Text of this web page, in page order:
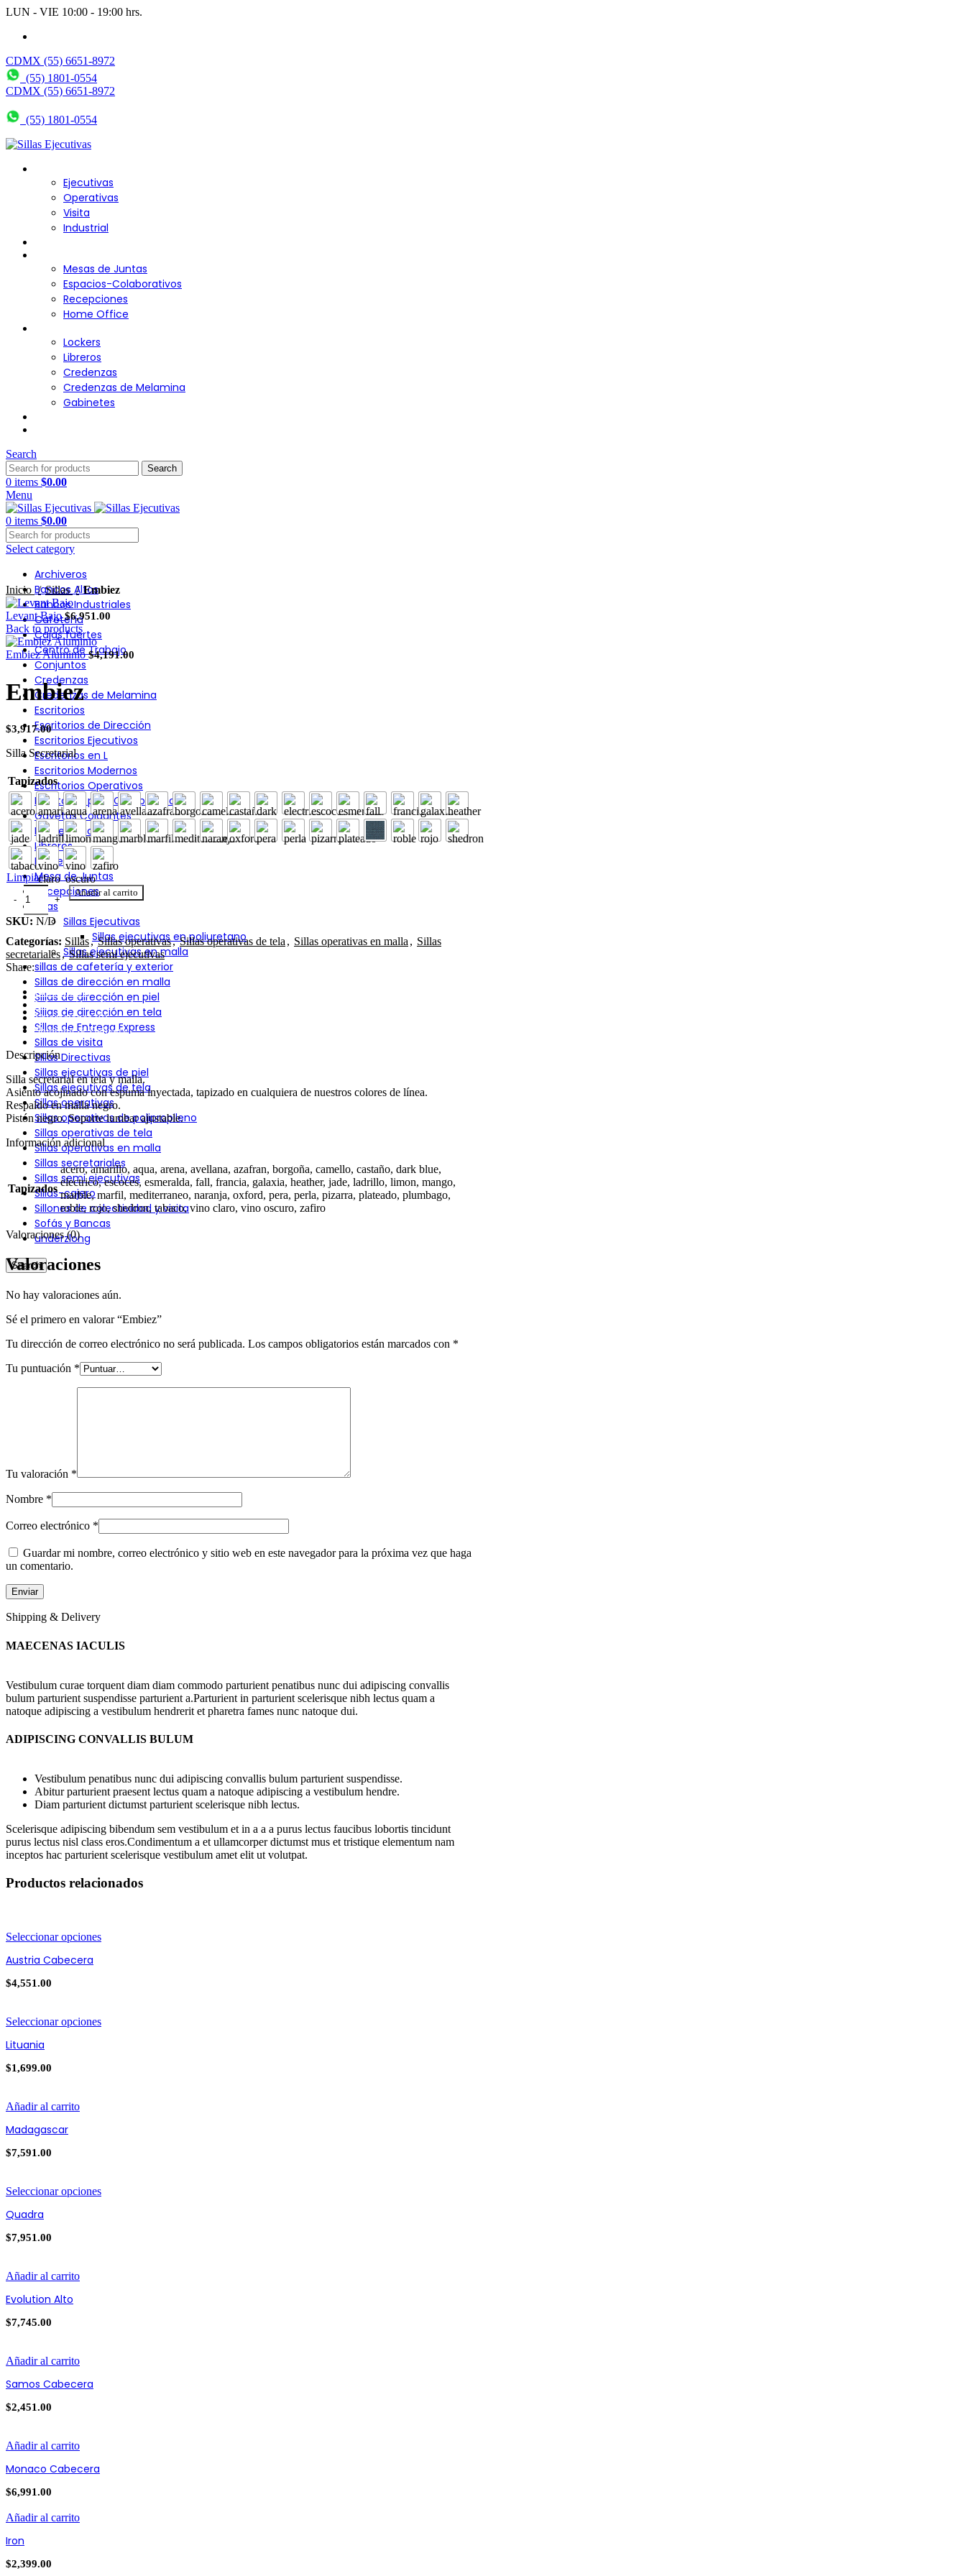
LUN - VIE 10:00 - 19:00 hrs.
CDMX (55) 6651-8972
(55) 1801-0554
CDMX (55) 6651-8972
(55) 1801-0554
Ejecutivas
Operativas
Visita
Industrial
Mesas de Juntas
Espacios-Colaborativos
Recepciones
Home Office
Lockers
Libreros
Credenzas
Credenzas de Melamina
Gabinetes
Search
Search
0 items $0.00
Menu
0 items $0.00
Select category
Archiveros
Bancos Altos
Bancos Industriales
Cafetería
Cajas fuertes
Centro de Trabajo
Conjuntos
Credenzas
Credenzas de Melamina
Escritorios
Escritorios de Dirección
Escritorios Ejecutivos
Escritorios en L
Escritorios Modernos
Escritorios Operativos
Escritorios para Computadora
Gavetas Colgantes
Home Office
Libreros
Lockers
Mesa de Juntas
Recepciones
Sillas
Sillas Ejecutivas
Sillas ejecutivas en poliuretano
Sillas ejecutivas en malla
sillas de cafetería y exterior
Sillas de dirección en malla
Sillas de dirección en piel
Sillas de dirección en tela
Sillas de Entrega Express
Sillas de visita
Sillas Directivas
Sillas ejecutivas de piel
Sillas ejecutivas de tela
Sillas operativas
Sillas operativas de polipropileno
Sillas operativas de tela
Sillas operativas en malla
Sillas secretariales
Sillas semi ejecutivas
Sillas-cajero
Sillones de colectividad y visita
Sofás y Bancas
underzlong
Search
Click to enlarge
Inicio
Sillas Embiez
Levant Bajo$6,951.00
Back to products
Embiez Aluminio$4,191.00
Embiez
$3,917.00
Silla Secretarial
Tapizados
Limpiar
Añadir al carrito
SKU: N/D
Categorías: Sillas, Sillas operativas, Sillas operativas de tela , Sillas operativas en malla , Sillas
secretariales, Sillas semi ejecutivas
Share:
Descripción
Información adicional
Valoraciones (0)
Shipping & Delivery
Descripción
Silla secretarial en tela y malla.
Asiento acojinado con espuma inyectada, tapizado en cualquiera de nuestros colores de línea.
Respaldo en malla negro.
Pistón negro. Soporte lumbar ajustable.
Información adicional
Tapizados
acero, amarillo, aqua, arena, avellana, azafran, borgoña, camello, castaño, dark blue,
electrico, escoces, esmeralda, fall, francia, galaxia, heather, jade, ladrillo, limon, mango,
marble, marfil, mediterraneo, naranja, oxford, pera, perla, pizarra, plateado, plumbago,
roble, rojo, shedron, tabaco, vino claro, vino oscuro, zafiro
Valoraciones (0)
Valoraciones
No hay valoraciones aún.
Sé el primero en valorar “Embiez”
Tu dirección de correo electrónico no será publicada. Los campos obligatorios están marcados con *
Tu puntuación *
Tu valoración *
Nombre *
Correo electrónico *
Guardar mi nombre, correo electrónico y sitio web en este navegador para la próxima vez que haga
un comentario.
Shipping & Delivery
MAECENAS IACULIS
Vestibulum curae torquent diam diam commodo parturient penatibus nunc dui adipiscing convallis
bulum parturient suspendisse parturient a.Parturient in parturient scelerisque nibh lectus quam a
natoque adipiscing a vestibulum hendrerit et pharetra fames nunc natoque dui.
ADIPISCING CONVALLIS BULUM
Vestibulum penatibus nunc dui adipiscing convallis bulum parturient suspendisse.
Abitur parturient praesent lectus quam a natoque adipiscing a vestibulum hendre.
Diam parturient dictumst parturient scelerisque nibh lectus.
Scelerisque adipiscing bibendum sem vestibulum et in a a a purus lectus faucibus lobortis tincidunt
purus lectus nisl class eros.Condimentum a et ullamcorper dictumst mus et tristique elementum nam
inceptos hac parturient scelerisque vestibulum amet elit ut volutpat.
Productos relacionados
Seleccionar opciones
Austria Cabecera
$4,551.00
Seleccionar opciones
Lituania
$1,699.00
Añadir al carrito
Madagascar
$7,591.00
Seleccionar opciones
Quadra
$7,951.00
Añadir al carrito
Evolution Alto
$7,745.00
Añadir al carrito
Samos Cabecera
$2,451.00
Añadir al carrito
Monaco Cabecera
$6,991.00
Añadir al carrito
Iron
$2,399.00